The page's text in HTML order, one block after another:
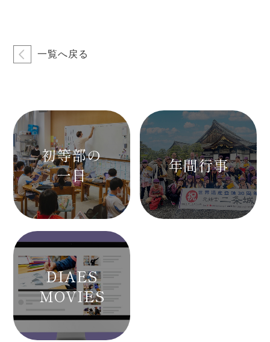
一覧へ戻る
初等部の
一日
年間行事
DIAES
MOVIES